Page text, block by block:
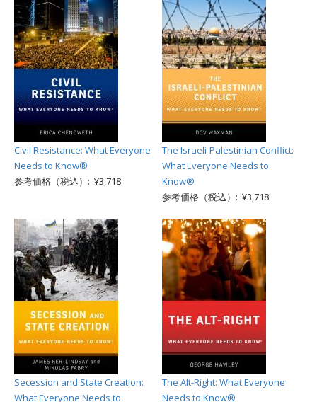
Civil Resistance: What Everyone
Needs to Know®
参考価格（税込）: ¥3,718
The Israeli-Palestinian Conflict:
What Everyone Needs to
Know®
参考価格（税込）: ¥3,718
Secession and State Creation:
What Everyone Needs to
The Alt-Right: What Everyone
Needs to Know®